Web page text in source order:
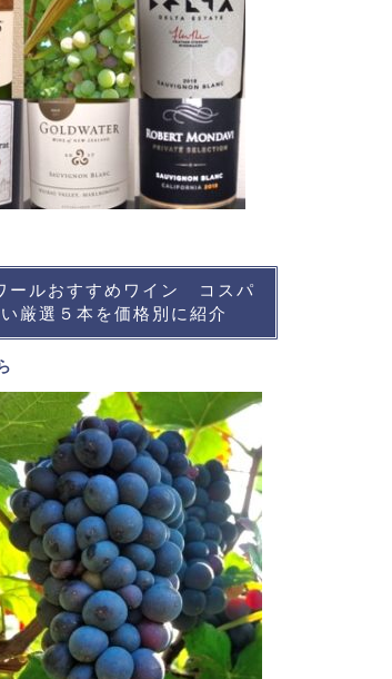
ールおすすめワイン コスパ
厳選５本を価格別に紹介